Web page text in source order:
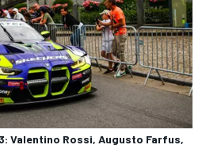
Valentino Rossi, Augusto Farfus,